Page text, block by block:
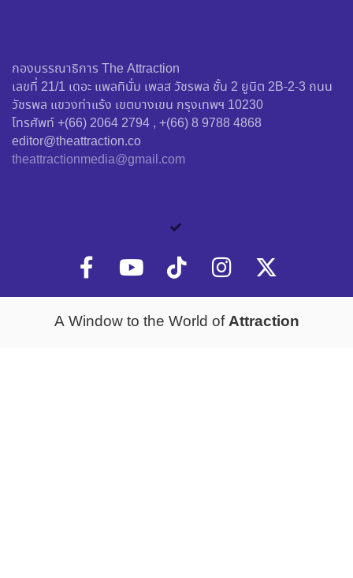
กองบรรณาธิการ The Attraction
เลขที่ 21/1 เดอะ แพลทินั่ม เพลส วัชรพล ชั้น 2 ยูนิต 2B-2-3 ถนน
วัชรพล แขวงท่าแร้ง เขตบางเขน กรุงเทพฯ 10230
โทรศัพท์ +(66) 2064 2794 , +(66) 8 9788 4868
editor@theattraction.co
theattractionmedia@gmail.com
A Window to the World ofAttraction